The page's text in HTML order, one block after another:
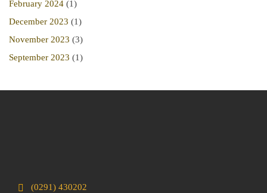
February 2024 (1)
December 2023 (1)
November 2023 (3)
September 2023 (1)
(0291) 430202